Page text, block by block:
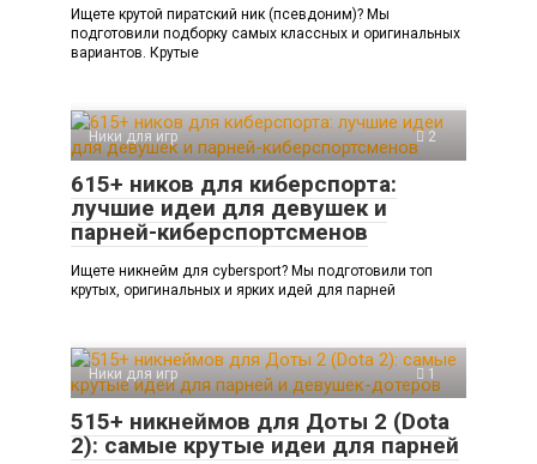
Ищете крутой пиратский ник (псевдоним)? Мы
подготовили подборку самых классных и оригинальных
вариантов. Крутые
Ники для игр 2
615+ ников для киберспорта:
лучшие идеи для девушек и
парней-киберспортсменов
Ищете никнейм для cybersport? Мы подготовили топ
крутых, оригинальных и ярких идей для парней
Ники для игр 1
515+ никнеймов для Доты 2 (Dota
2): самые крутые идеи для парней